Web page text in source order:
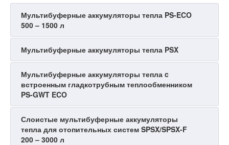
Мультибуферные аккумуляторы тепла PS-ECO
500 – 1500 л
Мультибуферные аккумуляторы тепла PSX
Мультибуферные аккумуляторы тепла c
встроенным гладкотрубным теплообменником
PS-GWT ECO
Слоистые мультибуферные аккумуляторы
тепла для отопительных систем SPSX/SPSX-F
200 – 3000 л